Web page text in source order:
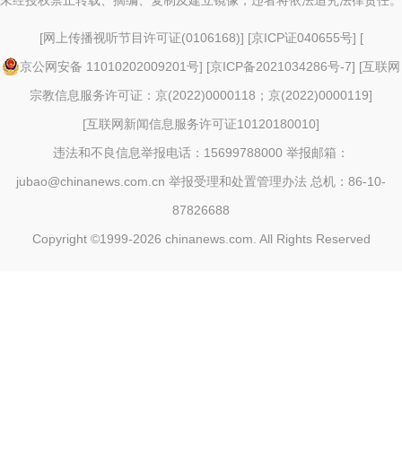
[网上传播视听节目许可证(0106168)] [京ICP证040655号] [
京公网安备 11010202009201号] [京ICP备2021034286号-7] [互联网
宗教信息服务许可证：京(2022)0000118；京(2022)0000119]
[互联网新闻信息服务许可证10120180010]
违法和不良信息举报电话：15699788000 举报邮箱：
jubao@chinanews.com.cn 举报受理和处置管理办法 总机：86-10-
87826688
Copyright ©1999-2026 chinanews.com. All Rights Reserved